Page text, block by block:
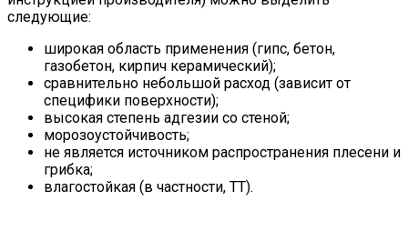
следующие:
широкая область применения (гипс, бетон,
газобетон, кирпич керамический);
сравнительно небольшой расход (зависит от
специфики поверхности);
высокая степень адгезии со стеной;
морозоустойчивость;
не является источником распространения плесени и
грибка;
влагостойкая (в частности, ТТ).